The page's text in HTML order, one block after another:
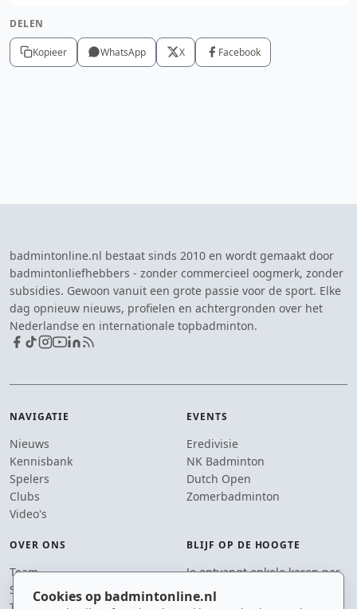
Cookies op badmintonline.nl
DELEN
Kopieer WhatsApp X Facebook
badmintonline.nl bestaat sinds 2010 en wordt gemaakt door
badmintonliefhebbers - zonder commercieel oogmerk, zonder
subsidies. Gewoon vanuit een grote passie voor de sport. Elke
dag opnieuw nieuws, profielen en achtergronden over het
Nederlandse en internationale topbadminton.
NAVIGATIE
Nieuws
Kennisbank
Spelers
Clubs
Video's
EVENTS
Eredivisie
NK Badminton
Dutch Open
Zomerbadminton
OVER ONS
Team
Supporters
BLIJF OP DE HOOGTE
Je ontvangt enkele keren per
jaar een e-mail met het